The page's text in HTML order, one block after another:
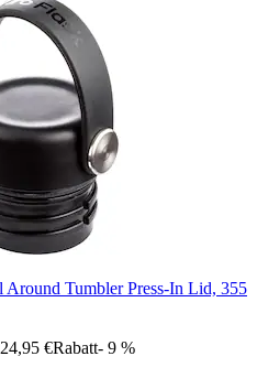
Tumbler Press-In Lid, 355
€Rabatt- 9 %